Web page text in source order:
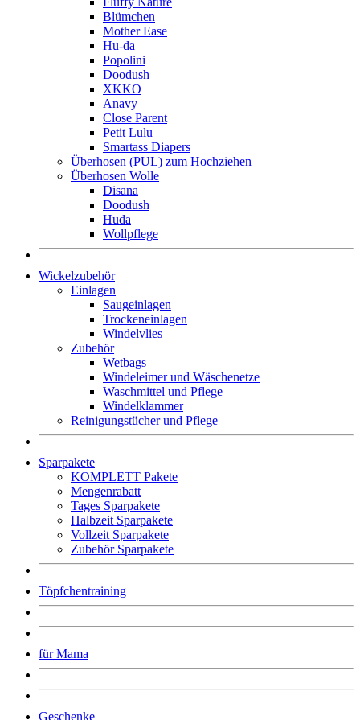
Blümchen
Mother Ease
Hu-da
Popolini
Doodush
XKKO
Anavy
Close Parent
Petit Lulu
Smartass Diapers
Überhosen (PUL) zum Hochziehen
Überhosen Wolle
Disana
Doodush
Huda
Wollpflege
Wickelzubehör
Einlagen
Saugeinlagen
Trockeneinlagen
Windelvlies
Zubehör
Wetbags
Windeleimer und Wäschenetze
Waschmittel und Pflege
Windelklammer
Reinigungstücher und Pflege
Sparpakete
KOMPLETT Pakete
Mengenrabatt
Tages Sparpakete
Halbzeit Sparpakete
Vollzeit Sparpakete
Zubehör Sparpakete
Töpfchentraining
für Mama
Geschenke